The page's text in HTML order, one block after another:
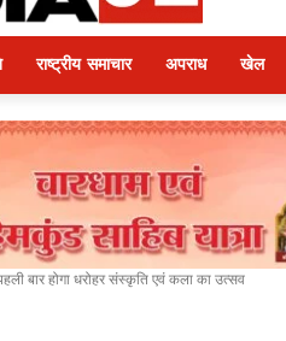
राष्ट्रीय समाचार अपराध खेल
बार होगा धरोहर संस्कृति एवं कला का उत्सव